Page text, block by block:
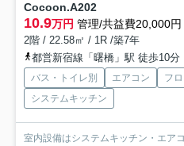
Cocoon.A202
10.9万円 管理/共益費20,000円
2階 / 22.58㎡ / 1R /築7年
都営新宿線「曙橋」駅 徒歩10分
バス・トイレ別 エアコン フ
システムキッチン
室内設備はシステムキッチン・エア